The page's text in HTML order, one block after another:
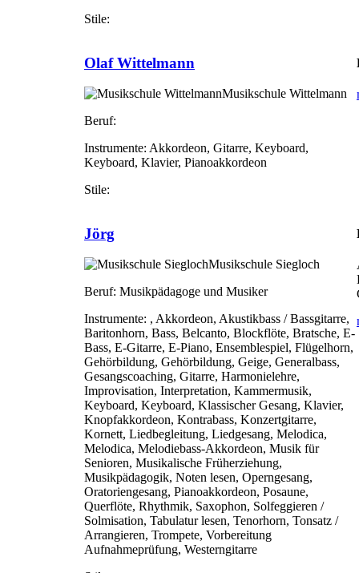
Stile:
Olaf Wittelmann
Musikschule Wittelmann
Beruf:
Instrumente: Akkordeon, Gitarre, Keyboard,
Keyboard, Klavier, Pianoakkordeon
Stile:
Jörg
Musikschule Siegloch
Beruf: Musikpädagoge und Musiker
Instrumente: , Akkordeon, Akustikbass / Bassgitarre,
Baritonhorn, Bass, Belcanto, Blockflöte, Bratsche, E-
Bass, E-Gitarre, E-Piano, Ensemblespiel, Flügelhorn,
Gehörbildung, Gehörbildung, Geige, Generalbass,
Gesangscoaching, Gitarre, Harmonielehre,
Improvisation, Interpretation, Kammermusik,
Keyboard, Keyboard, Klassischer Gesang, Klavier,
Knopfakkordeon, Kontrabass, Konzertgitarre,
Kornett, Liedbegleitung, Liedgesang, Melodica,
Melodica, Melodiebass-Akkordeon, Musik für
Senioren, Musikalische Früherziehung,
Musikpädagogik, Noten lesen, Operngesang,
Oratoriengesang, Pianoakkordeon, Posaune,
Querflöte, Rhythmik, Saxophon, Solfeggieren /
Solmisation, Tabulatur lesen, Tenorhorn, Tonsatz /
Arrangieren, Trompete, Vorbereitung
Aufnahmeprüfung, Westerngitarre